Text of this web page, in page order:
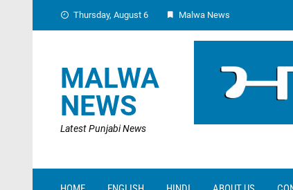
Thursday, August 6 Malwa News
MALWA
NEWS
Latest Punjabi News